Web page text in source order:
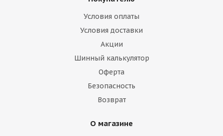
Условия оплаты
Условия доставки
Акции
Шинный калькулятор
Оферта
Безопасность
Возврат
О магазине